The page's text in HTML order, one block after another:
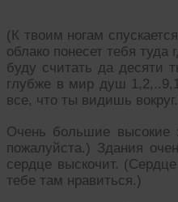
(К твоим ногам
облако понесет тебя
буду считать да десяти
глубже в мир душ
все, что ты видишь
Очень большие высокие
пожалуйста.) Здания
сердце выскочит.
тебе там нравиться.)